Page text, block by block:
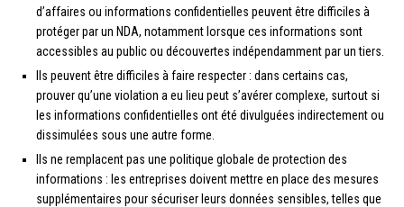
d’affaires ou informations confidentielles peuvent être difficiles à
protéger par un NDA, notamment lorsque ces informations sont
accessibles au public ou découvertes indépendamment par un tiers.
Ils peuvent être difficiles à faire respecter : dans certains cas,
prouver qu’une violation a eu lieu peut s’avérer complexe, surtout si
les informations confidentielles ont été divulguées indirectement ou
dissimulées sous une autre forme.
Ils ne remplacent pas une politique globale de protection des
informations : les entreprises doivent mettre en place des mesures
supplémentaires pour sécuriser leurs données sensibles, telles que